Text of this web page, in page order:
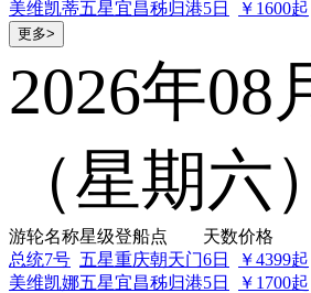
美维凯蒂五星宜昌秭归港5日 ￥1600起
更多>
2026年08
（星期六）
游轮名称星级登船点 天数价格
总统7号 五星重庆朝天门6日
￥4399起
美维凯娜五星宜昌秭归港5日 ￥1700起